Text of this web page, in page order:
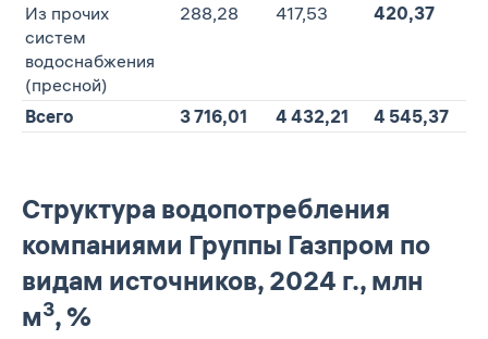
Из прочих
систем
водоснабжения
(пресной)
288,28 417,53 420,37
Всего 3 716,01 4 432,21 4 545,37
Структура водопотребления
компаниями Группы Газпром по
видам источников, 2024 г., млн
м3, %